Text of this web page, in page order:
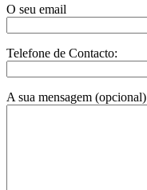
O seu email
Telefone de Contacto:
A sua mensagem (opcional)